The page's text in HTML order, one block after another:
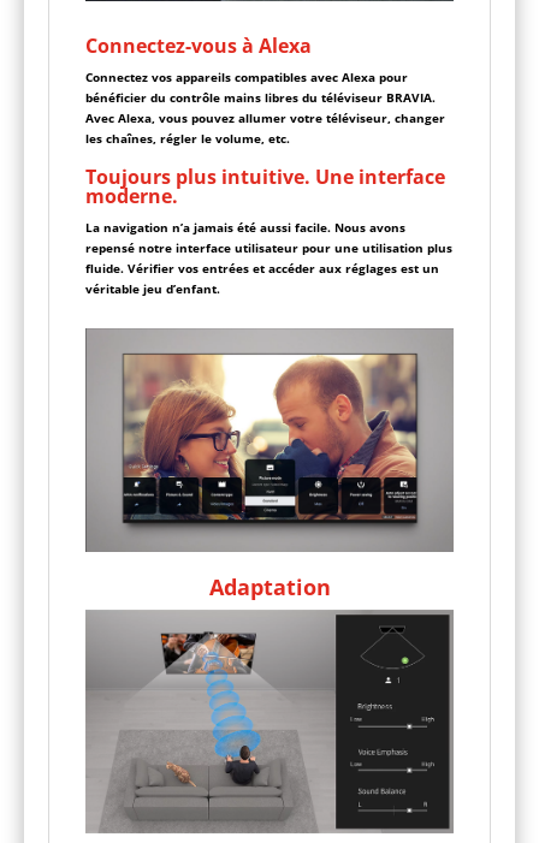
Connectez-vous à Alexa
Connectez vos appareils compatibles avec Alexa pour
bénéficier du contrôle mains libres du téléviseur BRAVIA.
Avec Alexa, vous pouvez allumer votre téléviseur, changer
les chaînes, régler le volume, etc.
Toujours plus intuitive. Une interface
moderne.
La navigation n’a jamais été aussi facile. Nous avons
repensé notre interface utilisateur pour une utilisation plus
fluide. Vérifier vos entrées et accéder aux réglages est un
véritable jeu d’enfant.
Adaptation